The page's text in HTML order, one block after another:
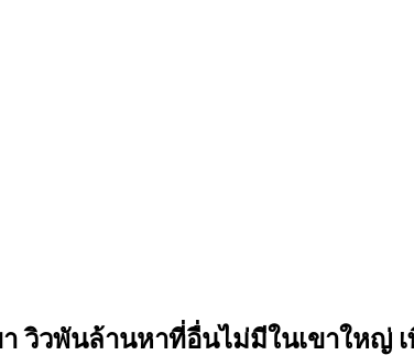
วิวพันล้านหาที่อื่นไม่มีในเขาใหญ่ เ